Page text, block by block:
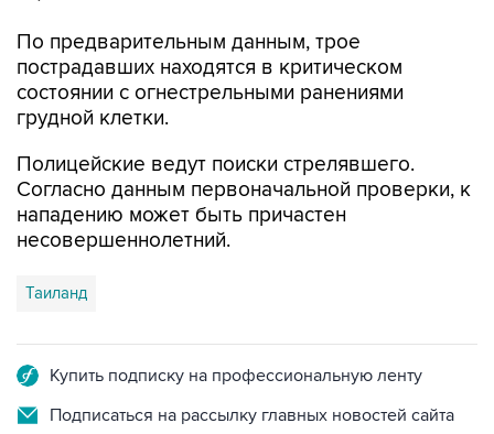
По предварительным данным, трое
пострадавших находятся в критическом
состоянии с огнестрельными ранениями
грудной клетки.
Полицейские ведут поиски стрелявшего.
Согласно данным первоначальной проверки, к
нападению может быть причастен
несовершеннолетний.
Таиланд
Купить подписку на профессиональную ленту
Подписаться на рассылку главных новостей сайта